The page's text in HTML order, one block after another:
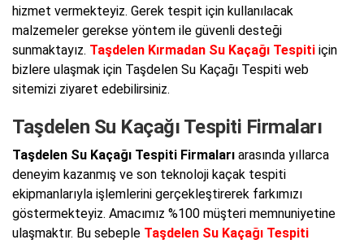
hizmet vermekteyiz. Gerek tespit için kullanılacak
malzemeler gerekse yöntem ile güvenli desteği
sunmaktayız. Taşdelen Kırmadan Su Kaçağı Tespiti için
bizlere ulaşmak için Taşdelen Su Kaçağı Tespiti web
sitemizi ziyaret edebilirsiniz.
Taşdelen Su Kaçağı Tespiti Firmaları
Taşdelen Su Kaçağı Tespiti Firmaları arasında yıllarca
deneyim kazanmış ve son teknoloji kaçak tespiti
ekipmanlarıyla işlemlerini gerçekleştirerek farkımızı
göstermekteyiz. Amacımız %100 müşteri memnuniyetine
ulaşmaktır. Bu sebeple Taşdelen Su Kaçağı Tespiti